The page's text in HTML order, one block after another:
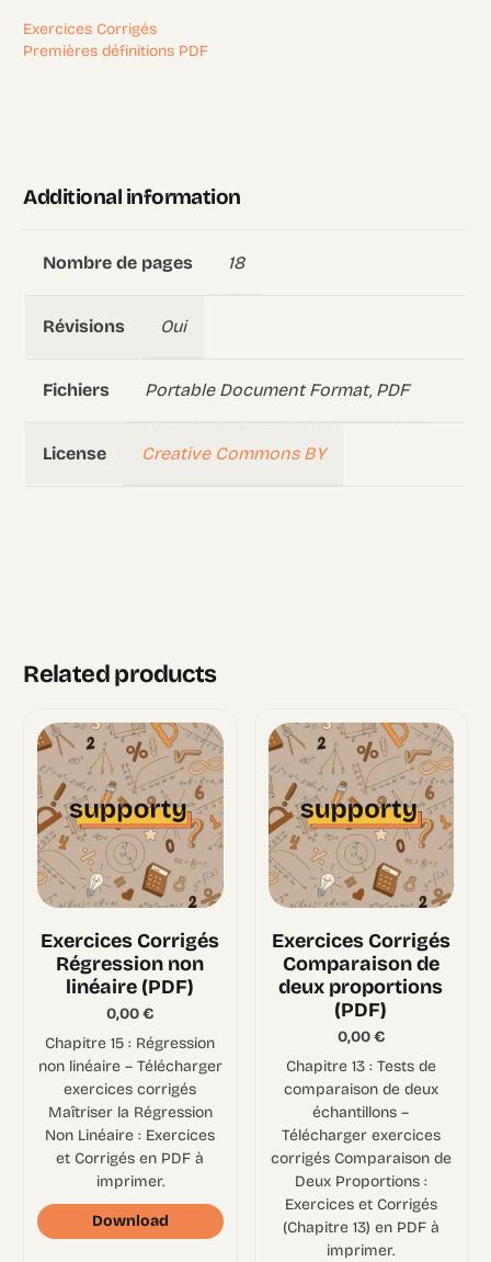
Exercices Corrigés
Premières définitions PDF
Additional information
Nombre de pages 18
Révisions Oui
Fichiers Portable Document Format, PDF
License Creative Commons BY
Related products
Exercices Corrigés
Régression non
linéaire (PDF)
0,00€
Chapitre 15 : Régression
non linéaire – Télécharger
exercices corrigés
Maîtriser la Régression
Non Linéaire : Exercices
et Corrigés en PDF à
imprimer.
Download
Exercices Corrigés
Comparaison de
deux proportions
(PDF)
0,00€
Chapitre 13 : Tests de
comparaison de deux
échantillons –
Télécharger exercices
corrigés Comparaison de
Deux Proportions :
Exercices et Corrigés
(Chapitre 13) en PDF à
imprimer.